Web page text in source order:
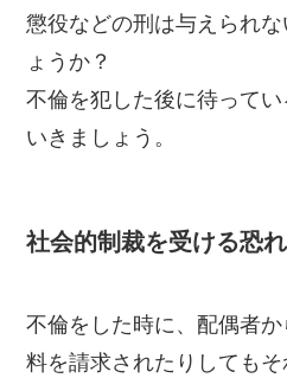
懲役などの刑は与えられ
ょうか？
不倫を犯した後に待って
いきましょう。
社会的制裁を受ける恐
不倫をした時に、配偶者
料を請求されたりしても